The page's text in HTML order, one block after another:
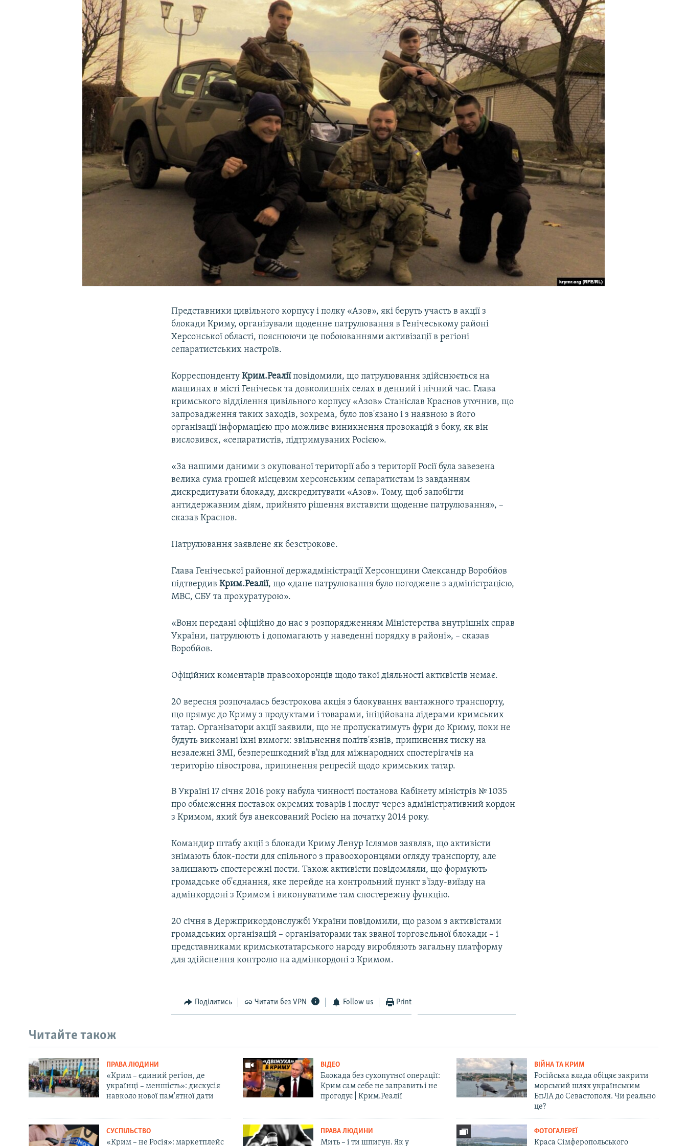
УКРАЇНСЬКА ПРОБЛЕМА КРИМУ
Представники цивільного корпусу і полку «Азов», які беруть участь в акції з
блокади Криму, організували щоденне патрулювання в Генічеському районі
Херсонської області, пояснюючи це побоюваннями активізації в регіоні
сепаратистських настроїв.
КорреспондентуКрим.Реаліїповідомили, що патрулювання здійснюється на
машинах в місті Генічеськ та довколишніх селах в денний і нічний час. Глава
кримського відділення цивільного корпусу «Азов» Станіслав Краснов уточнив, що
запровадження таких заходів, зокрема, було пов'язано і з наявною в його
організації інформацією про можливе виникнення провокацій з боку, як він
висловився, «сепаратистів, підтримуваних Росією».
«За нашими даними з окупованої території або з території Росії була завезена
велика сума грошей місцевим херсонським сепаратистам із завданням
дискредитувати блокаду, дискредитувати «Азов». Тому, щоб запобігти
антидержавним діям, прийнято рішення виставити щоденне патрулювання», –
сказав Краснов.
Патрулювання заявлене як безстрокове.
Глава Генічеської районної держадміністрації Херсонщини Олександр Воробйов
підтвердивКрим.Реалії, що «дане патрулювання було погоджене з адміністрацією,
МВС, СБУ та прокуратурою».
«Вони передані офіційно до нас з розпорядженням Міністерства внутрішніх справ
України, патрулюють і допомагають у наведенні порядку в районі», – сказав
Воробйов.
Офіційних коментарів правоохоронців щодо такої діяльності активістів немає.
20 вересня розпочалась безстрокова акція з блокування вантажного транспорту,
що прямує до Криму з продуктами і товарами, ініційована лідерами кримських
татар. Організатори акції заявили, що не пропускатимуть фури до Криму, поки не
будуть виконані їхні вимоги: звільнення політв'язнів, припинення тиску на
незалежні ЗМІ, безперешкодний в'їзд для міжнародних спостерігачів на
територію півострова, припинення репресій щодо кримських татар.
В Україні 17 січня 2016 року набула чинності постанова Кабінету міністрів № 1035
про обмеження поставок окремих товарів і послуг через адміністративний кордон
з Кримом, який був анексований Росією на початку 2014 року.
Командир штабу акції з блокади Криму Ленур Іслямов заявляв, що активісти
знімають блок-пости для спільного з правоохоронцями огляду транспорту, але
залишають спостережні пости. Також активісти повідомляли, що формують
громадське об'єднання, яке перейде на контрольний пункт в'їзду-виїзду на
адмінкордоні з Кримом і виконуватиме там спостережну функцію.
20 січня в Держприкордонслужбі України повідомили, що разом з активістами
громадських організацій – організаторами так званої торговельної блокади – і
представниками кримськотатарського народу виробляють загальну платформу
для здійснення контролю на адмінкордоні з Кримом.
Поділитись Читати без VPN Follow us Print
Читайте також
ПРАВА ЛЮДИНИ
«Крим – єдиний регіон, де
українці – меншість»: дискусія
навколо нової пам'ятної дати
ВІДЕО
Блокада без сухопутної операції:
Крим сам себе не заправить і не
прогодує | Крим.Реалії
ВІЙНА ТА КРИМ
Російська влада обіцяє закрити
морський шлях українським
БпЛА до Севастополя. Чи реально
це?
СУСПІЛЬСТВО
«Крим – не Росія»: маркетплейс
ПРАВА ЛЮДИНИ
Мить – і ти шпигун. Як у
ФОТОГАЛЕРЕЇ
Краса Сімферопольського